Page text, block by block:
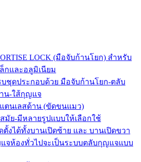
LOCK (มือจับก้านโยก) สำหรับ
กและอลูมิเนียม
ชุดประกอบด้วย มือจับก้านโยก-ตลับ
น-ใส้กุญแจ
แตนเลสด้าน (ขัดขนแมว)
มัย-มีหลายรูปแบบให้เลือกใช้
ตั้งได้ทั้งบานเปิดซ้าย และ บานเปิดขวา
จห้องทั่วไปจะเป็นระบบตลับกุญแจแบบ